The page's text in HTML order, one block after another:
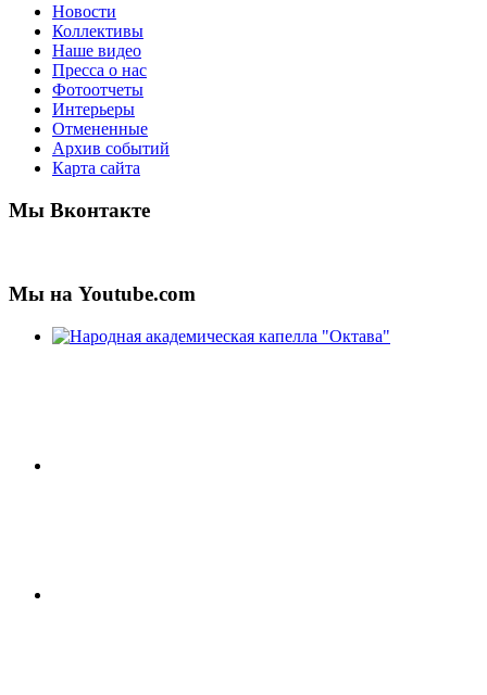
Новости
Коллективы
Наше видео
Пресса о нас
Фотоотчеты
Интерьеры
Отмененные
Архив событий
Карта сайта
Мы Вконтакте
Мы на Youtube.com